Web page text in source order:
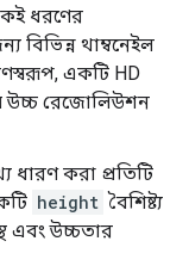
ধরণের
বিভিন্ন থাম্বনেইল
একটি HD
উচ্চ রেজোলিউশন
ধারণ করা প্রতিটি
height বৈশিষ্ট্য
এবং উচ্চতার